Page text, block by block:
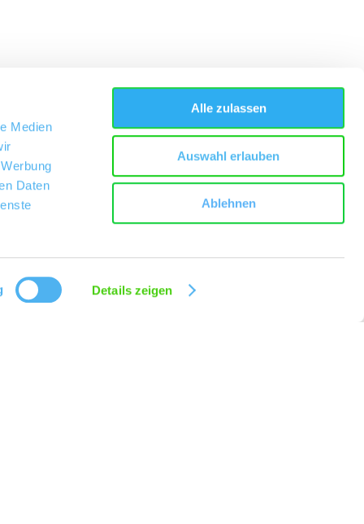
Medien
Daten
Details zeigen
Alle zulassen
Auswahl erlauben
Ablehnen